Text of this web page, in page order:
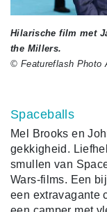
Hilarische film met
the Millers.
© Featureflash Photo
Spaceballs
Mel Brooks en
gekkigheid.
smullen van
Wars-films. Een
een extravagante